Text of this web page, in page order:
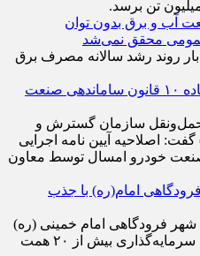
آب و برق بدون توان
عمومی محقق نمی‌شد
بار روند رشد سالانه مصرف برق
اصلاحیه آیین نامه اجرایی ماده ۱۰ قانون ساماندهی صنعت
حمل‌ونقل سازمان گسترش و
گفت: اصلاحیه آیین نامه اجرایی
صنعت خودرو امسال توسط معاون
امام(ره) با جذب
فرودگاهی امام خمینی (ره)
از آماده‌شدن تفاهم‌نامه‌های سرمایه‌گذاری بیش از ۲۰ همت